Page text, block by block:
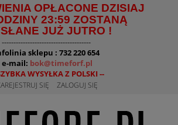
OPŁACONE DZISIAJ
23:59 ZOSTANĄ
JUŻ JUTRO !
--------------------------------------
sklepu : 732 220 654
e-mail: bok@timeforf.pl
WYSYŁKA Z POLSKI --
SIĘ ZALOGUJ SIĘ